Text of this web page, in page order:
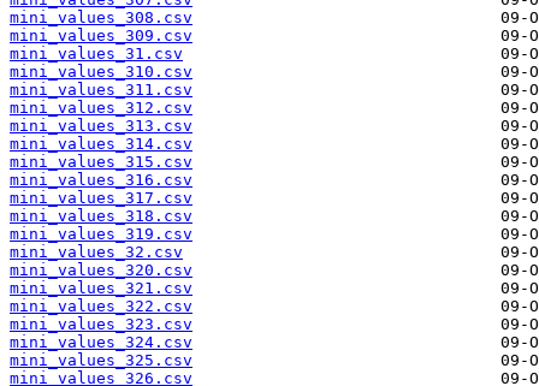
mini_values_308.csv
mini_values_309.csv
mini_values_31.csv
mini_values_310.csv
mini_values_311.csv
mini_values_312.csv
mini_values_313.csv
mini_values_314.csv
mini_values_315.csv
mini_values_316.csv
mini_values_317.csv
mini_values_318.csv
mini_values_319.csv
mini_values_32.csv
mini_values_320.csv
mini_values_321.csv
mini_values_322.csv
mini_values_323.csv
mini_values_324.csv
mini_values_325.csv
mini_values_326.csv